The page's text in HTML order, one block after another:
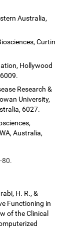
Australia,
Curtin
Hollywood
Research &
University,
6027.
Australia,
80.
H. R., &
Functioning in
of the Clinical